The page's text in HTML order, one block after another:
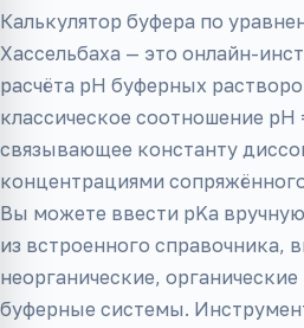
Калькулятор буфера по
Хассельбаха — это онлайн-
расчёта pH буферных
классическое соотношение pH
связывающее константу
концентрациями
Вы можете ввести pKa
из встроенного справочника,
неорганические,
буферные системы.